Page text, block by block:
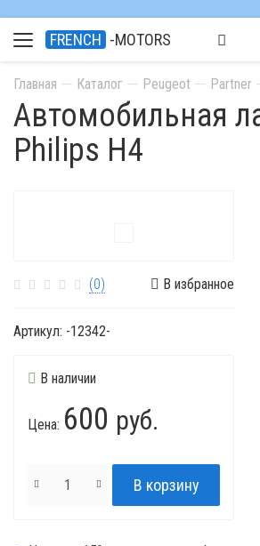
FRENCH -MOTORS
Главная Каталог Peugeot Partner
Автомобильная
Philips H4
(0) В избранное
Артикул: -12342-
В наличии
Цена: 600 руб.